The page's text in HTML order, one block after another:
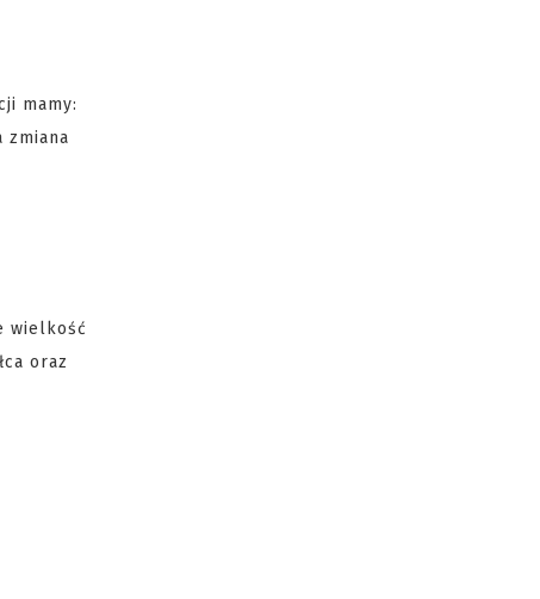
mamy:
wielkość
oraz